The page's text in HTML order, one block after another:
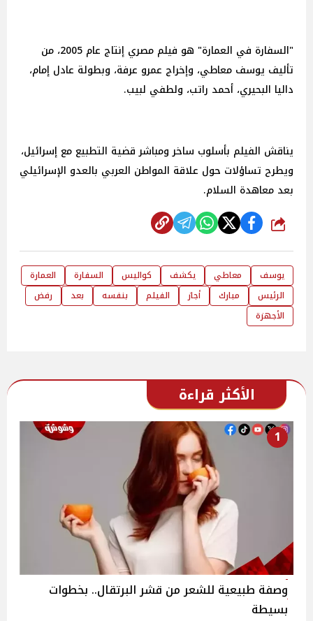
"السفارة في العمارة" هو فيلم مصري إنتاج عام 2005، من
تأليف يوسف معاطي، وإخراج عمرو عرفة، وبطولة عادل إمام،
داليا البحيري، أحمد راتب، ولطفي لبيب.
يناقش الفيلم بأسلوب ساخر ومباشر قضية التطبيع مع إسرائيل،
ويطرح تساؤلات حول علاقة المواطن العربي بالعدو الإسرائيلي
بعد معاهدة السلام.
شارك
يوسف معاطي يكشف كواليس السفارة
العمارة
الرئيس
مبارك أجاز الفيلم بنفسه بعد
رفض
الأجهزة
الأكثر قراءة
1
وصفة طبيعية للشعر من قشر البرتقال.. بخطوات
بسيطة